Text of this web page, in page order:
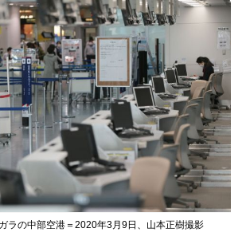
ラの中部空港＝2020年3月9日、山本正樹撮影